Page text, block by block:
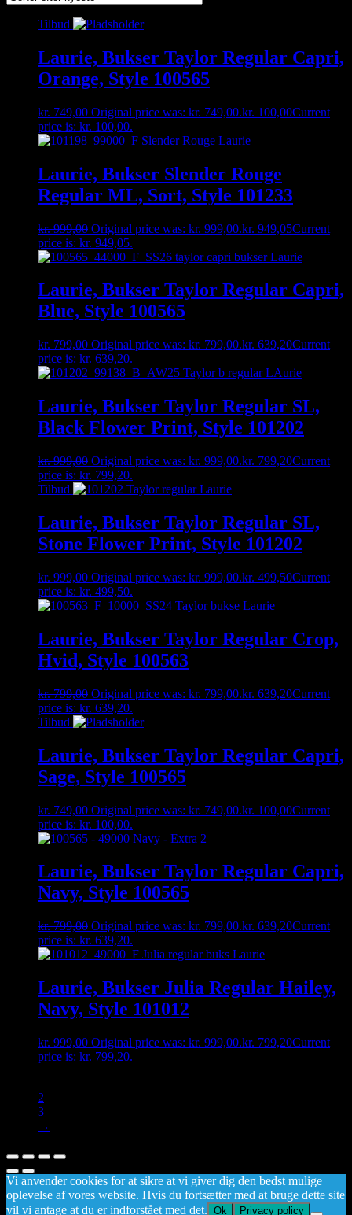
Tilbud
Laurie, Bukser Taylor Regular Capri,
Orange, Style 100565
kr.749,00 Original price was: kr. 749,00.kr. 100,00Current
price is: kr. 100,00.
Laurie, Bukser Slender Rouge
Regular ML, Sort, Style 101233
kr.999,00 Original price was: kr. 999,00.kr. 949,05Current
price is: kr. 949,05.
Laurie, Bukser Taylor Regular Capri,
Blue, Style 100565
kr.799,00 Original price was: kr. 799,00.kr. 639,20Current
price is: kr. 639,20.
Laurie, Bukser Taylor Regular SL,
Black Flower Print, Style 101202
kr.999,00 Original price was: kr. 999,00.kr. 799,20Current
price is: kr. 799,20.
Tilbud
Laurie, Bukser Taylor Regular SL,
Stone Flower Print, Style 101202
kr.999,00 Original price was: kr. 999,00.kr. 499,50Current
price is: kr. 499,50.
Laurie, Bukser Taylor Regular Crop,
Hvid, Style 100563
kr.799,00 Original price was: kr. 799,00.kr. 639,20Current
price is: kr. 639,20.
Tilbud
Laurie, Bukser Taylor Regular Capri,
Sage, Style 100565
kr.749,00 Original price was: kr. 749,00.kr. 100,00Current
price is: kr. 100,00.
Laurie, Bukser Taylor Regular Capri,
Navy, Style 100565
kr.799,00 Original price was: kr. 799,00.kr. 639,20Current
price is: kr. 639,20.
Laurie, Bukser Julia Regular Hailey,
Navy, Style 101012
kr.999,00 Original price was: kr. 999,00.kr. 799,20Current
price is: kr. 799,20.
2
3
→
Vi anvender cookies for at sikre at vi giver dig den bedst mulige
oplevelse af vores website. Hvis du fortsætter med at bruge dette site
vil vi antage at du er indforstået med det. Ok Privacy policy